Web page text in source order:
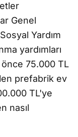
Genel
Yardım
yardımları
75.000 TL
prefabrik ev
TL'ye
nasıl